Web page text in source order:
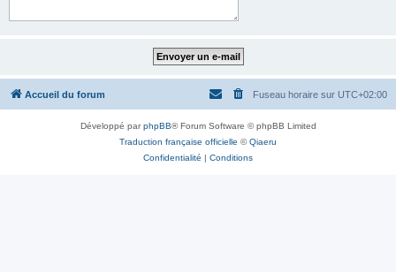
Accueil du forum Fuseau horaire sur UTC+02:00
Développé parphpBB® Forum Software © phpBB Limited
Traduction française officielle ©Qiaeru
Confidentialité | Conditions